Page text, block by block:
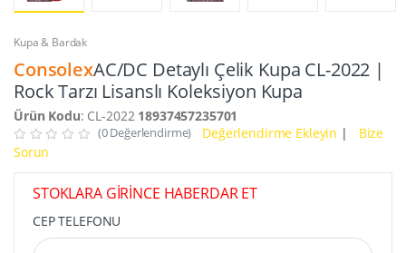
Kupa & Bardak
ConsolexAC/DC Detaylı Çelik Kupa CL-2022 |
Rock Tarzı Lisanslı Koleksiyon Kupa
Ürün Kodu: CL-2022 18937457235701
(0 Değerlendirme) Değerlendirme Ekleyin |
Bize
Sorun
STOKLARA GİRİNCE HABERDAR ET
CEP TELEFONU